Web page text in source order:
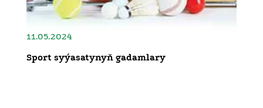
11.05.2024
Sport syýasatynyň gadamlary